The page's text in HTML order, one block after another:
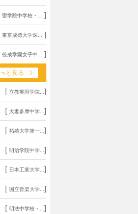
聖学院中学校・... ]
東京成徳大学深... ]
佼成学園女子中... ]
と見る
[ 立教英国学院... ]
[ 大妻多摩中学... ]
[ 拓殖大学第一... ]
[ 明治学院中学... ]
[ 日本工業大学... ]
[ 国立音楽大学... ]
[ 明法中学校・... ]